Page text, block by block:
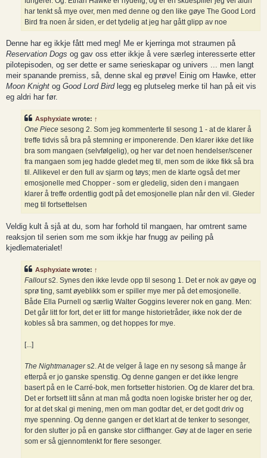
har tenkt så mye over, men med denne og den like gøye The Good Lord
Bird fra noen år siden, er det tydelig at jeg har gått glipp av noe
Denne har eg ikkje fått med meg! Me er kjerringa mot straumen på
Reservation Dogs og gav oss etter ikkje å vere særleg interesserte etter
pilotepisoden, og ser dette er same serieskapar og univers ... men langt
meir spanande premiss, så, denne skal eg prøve! Einig om Hawke, etter
Moon Knight og Good Lord Birdlegg eg plutseleg merke til han på eit vis
eg aldri har før.
Asphyxiate wrote: ↑
One Piece sesong 2. Som jeg kommenterte til sesong 1 - at de klarer å
treffe tidvis så bra på stemning er imponerende. Den klarer ikke det like
bra som mangaen (selvfølgelig), og her var det noen hendelser/scener
fra mangaen som jeg hadde gledet meg til, men som de ikke fikk så bra
til. Allikevel er den full av sjarm og tøys; men de klarte også det mer
emosjonelle med Chopper - som er gledelig, siden den i mangaen
klarer å treffe ordentlig godt på det emosjonelle plan når den vil. Gleder
meg til fortsettelsen
Veldig kult å sjå at du, som har forhold til mangaen, har omtrent same
reaksjon til serien som me som ikkje har fnugg av peiling på
kjedlematerialet!
Asphyxiate wrote: ↑
Fallouts2. Synes den ikke levde opp til sesong 1. Det er nok av gøye og
sprø ting, samt øyeblikk som er spiller mye mer på det emosjonelle.
Både Ella Purnell og særlig Walter Goggins leverer nok en gang. Men:
Det går litt for fort, det er litt for mange historietråder, ikke nok der de
kobles så bra sammen, og det hoppes for mye.
[...]
The Nightmanagers2. At de velger å lage en ny sesong så mange år
etterpå er jo ganske spenstig. Og denne gangen er det ikke lengre
basert på en le Carré-bok, men fortsetter historien. Og de klarer det bra.
Det er fortsett litt sånn at man må godta noen logiske brister her og der,
for at det skal gi mening, men om man godtar det, er det godt driv og
mye spenning. Og denne gangen er det klart at de tenker to sesonger,
for den slutter jo på en ganske stor cliffhanger. Gøy at de lager en serie
som er så gjennomtenkt for flere sesonger.